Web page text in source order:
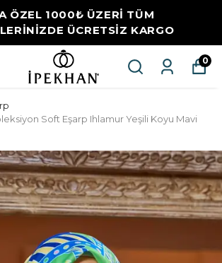
ÖZEL 1000₺ ÜZERİ TÜM
ÜCRETSİZ KARGO
0
Soft Eşarp Ihlamur Yeşili Koyu Mavi